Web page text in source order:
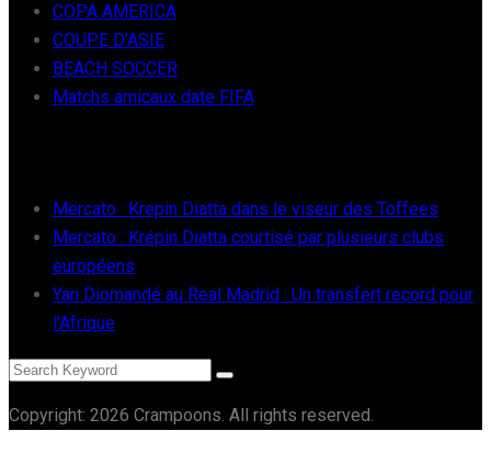
COPA AMERICA
COUPE D’ASIE
BEACH SOCCER
Matchs amicaux date FIFA
Mercato : Krepin Diatta dans le viseur des Toffees
Mercato : Krépin Diatta courtisé par plusieurs clubs
européens
Yan Diomandé au Real Madrid : Un transfert record pour
l’Afrique
Copyright: 2026 Crampoons. All rights reserved.